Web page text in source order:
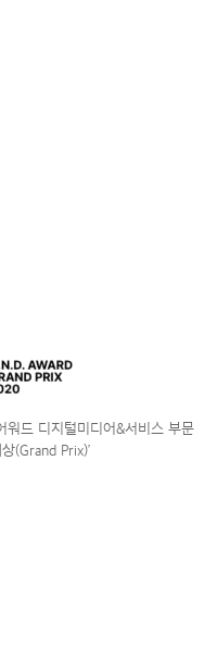
드 디지털미디어&서비스 부문
(Grand Prix)’